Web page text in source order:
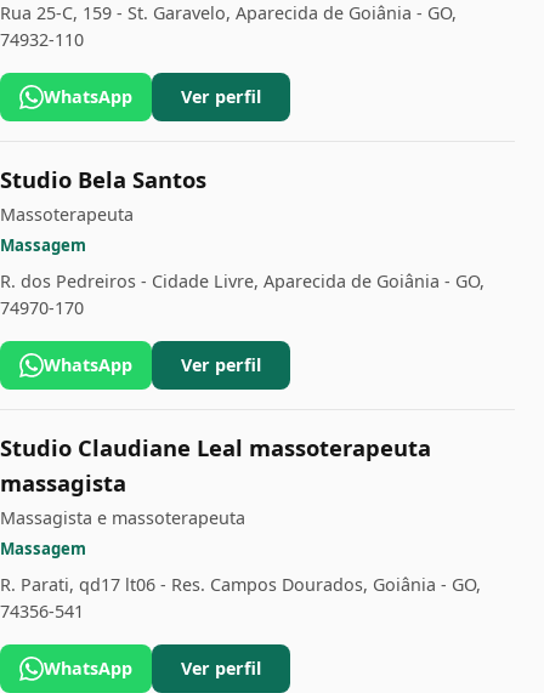
Rua 25-C, 159 - St. Garavelo, Aparecida de Goiânia - GO,
74932-110
WhatsApp Ver perfil
Studio Bela Santos
Massoterapeuta
Massagem
R. dos Pedreiros - Cidade Livre, Aparecida de Goiânia - GO,
74970-170
WhatsApp Ver perfil
Studio Claudiane Leal massoterapeuta
massagista
Massagista e massoterapeuta
Massagem
R. Parati, qd17 lt06 - Res. Campos Dourados, Goiânia - GO,
74356-541
WhatsApp Ver perfil